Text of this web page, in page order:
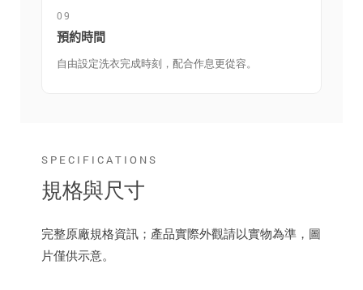
09
預約時間
自由設定洗衣完成時刻，配合作息更從容。
SPECIFICATIONS
規格與尺寸
完整原廠規格資訊；產品實際外觀請以實物為準，圖
片僅供示意。